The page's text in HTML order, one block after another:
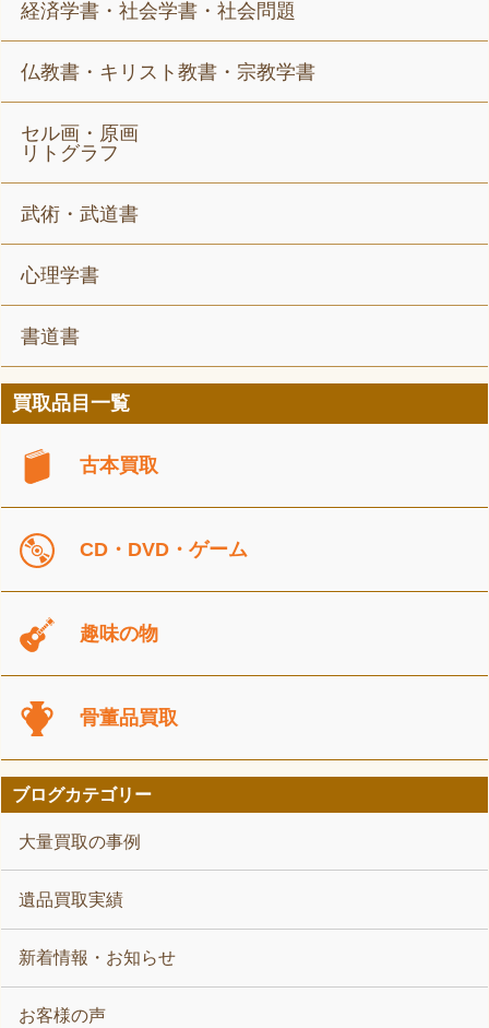
経済学書・社会学書・社会問題
仏教書・キリスト教書・宗教学書
セル画・原画
リトグラフ
武術・武道書
心理学書
書道書
買取品目一覧
古本買取
CD・DVD・ゲーム
趣味の物
骨董品買取
ブログカテゴリー
大量買取の事例
遺品買取実績
新着情報・お知らせ
お客様の声